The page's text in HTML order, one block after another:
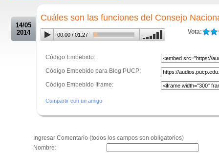
14/05
2014
Cuáles son las funciones del Consejo
Vota:
00:00 / 01:27
Código Embebido:
Código Embebido para Blog PUCP:
Código Embebido Iframe:
Compartir con un amigo
Ingresar Comentario (todos los campos son obligatorios)
Nombre: